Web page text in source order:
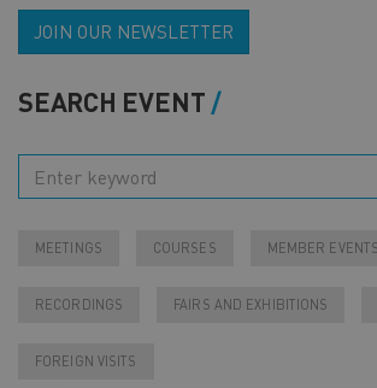
JOIN OUR NEWSLETTER
SEARCH EVENT
MEETINGS COURSES MEMBER EVENTS
RECORDINGS FAIRS AND EXHIBITIONS
FOREIGN VISITS